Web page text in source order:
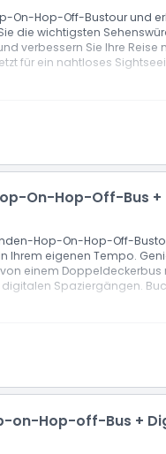
On-Hop-Off-Bustour und
die wichtigsten
verbessern Sie Ihre Reise
für ein nahtloses
Sie an jeder Haltestelle
24 Stunden lang gültig
On-Hop-Off-Bus +
Hop-On-Hop-Off-
Ihrem eigenen Tempo.
einem Doppeldeckerbus
Spaziergängen.
Sie an einer beliebigen
48 Stunden gültig
on-Hop-off-Bus +